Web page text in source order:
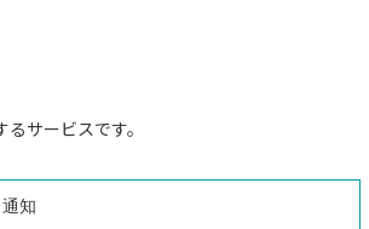
サービスです。
知